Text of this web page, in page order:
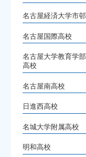
名古屋経済大学市
名古屋国際高校
名古屋大学教育学
高校
名古屋南高校
日進西高校
名城大学附属高校
明和高校